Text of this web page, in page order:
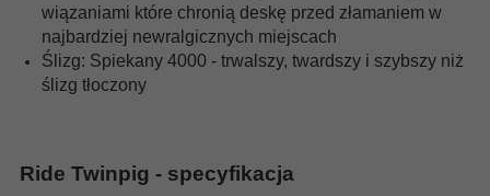
wiązaniami które chronią deskę przed złamaniem w
najbardziej newralgicznych miejscach
Ślizg: Spiekany 4000 - trwalszy, twardszy i szybszy niż
ślizg tłoczony
Ride Twinpig - specyfikacja